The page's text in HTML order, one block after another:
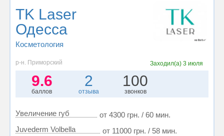
TK Laser
Одесса
Косметология
р-н. Приморский Заходил(а) 3 июля
9.6
баллов
2
отзыва
100
звонков
Увеличение губ
от 4300 грн. / 60 мин.
Juvederm Volbella
от 11000 грн. / 58 мин.